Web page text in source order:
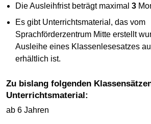
Die Ausleihfrist beträgt maximal 3
Es gibt Unterrichtsmaterial, das vom
Sprachförderzentrum Mitte erstellt
Ausleihe eines Klassenlesesatzes
erhältlich ist.
Zu bislang folgenden Klassensätzen gibt es
Unterrichtsmaterial:
ab 6 Jahren